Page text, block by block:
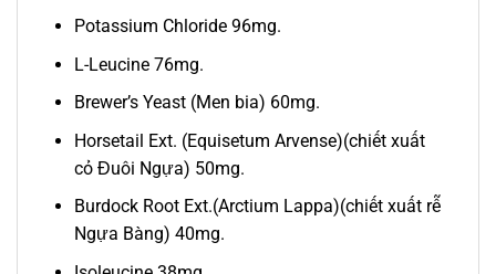
Potassium Chloride 96mg.
L-Leucine 76mg.
Brewer’s Yeast (Men bia) 60mg.
Horsetail Ext. (Equisetum Arvense)(chiết xuất
cỏ Đuôi Ngựa) 50mg.
Burdock Root Ext.(Arctium Lappa)(chiết xuất rễ
Ngựa Bàng) 40mg.